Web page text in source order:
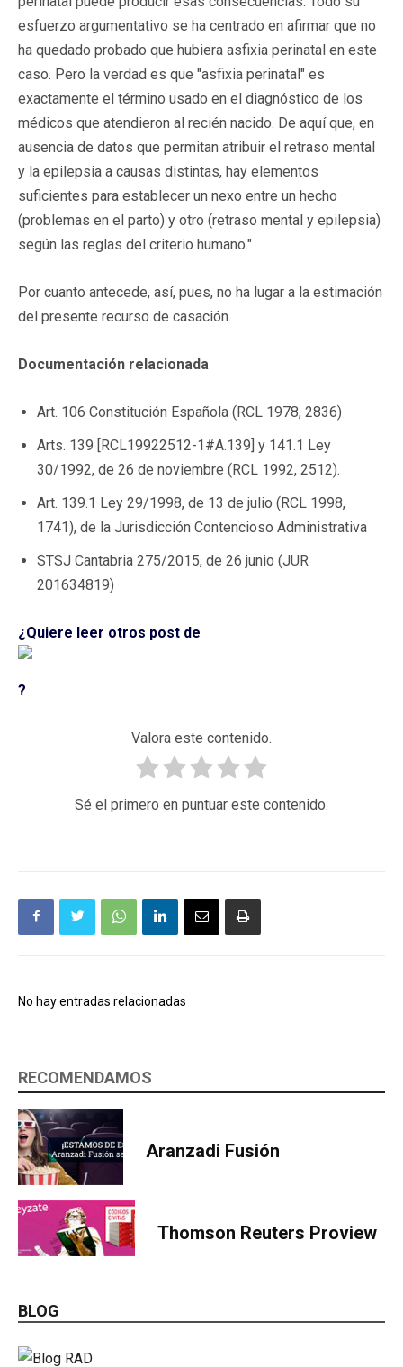
esfuerzo argumentativo se ha centrado en afirmar que no
ha quedado probado que hubiera asfixia perinatal en este
caso. Pero la verdad es que "asfixia perinatal" es
exactamente el término usado en el diagnóstico de los
médicos que atendieron al recién nacido. De aquí que, en
ausencia de datos que permitan atribuir el retraso mental
y la epilepsia a causas distintas, hay elementos
suficientes para establecer un nexo entre un hecho
(problemas en el parto) y otro (retraso mental y epilepsia)
según las reglas del criterio humano."
Por cuanto antecede, así, pues, no ha lugar a la estimación
del presente recurso de casación.
Documentación relacionada
Art. 106 Constitución Española (RCL 1978, 2836)
Arts. 139 [RCL19922512-1#A.139] y 141.1 Ley
30/1992, de 26 de noviembre (RCL 1992, 2512).
Art. 139.1 Ley 29/1998, de 13 de julio (RCL 1998,
1741), de la Jurisdicción Contencioso Administrativa
STSJ Cantabria 275/2015, de 26 junio (JUR
201634819)
¿Quiere leer otros post de
?
Valora este contenido.
Sé el primero en puntuar este contenido.
No hay entradas relacionadas
RECOMENDAMOS
Aranzadi Fusión
Thomson Reuters Proview
BLOG